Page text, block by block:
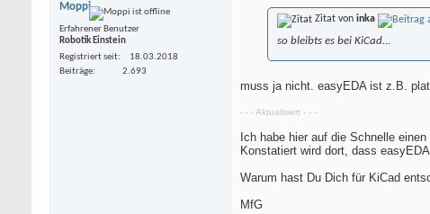
Moppi
Erfahrener Benutzer
Robotik Einstein
Registriert seit
18.03.2018
Beiträge
2.693
Zitat von inka
so bleibts es bei KiCad...
muss ja nicht. easyEDA ist z.B.
- - - Aktualisiert - - -
Ich habe hier auf die Schnelle
Konstatiert wird dort, dass
Warum hast Du Dich für KiCad
MfG